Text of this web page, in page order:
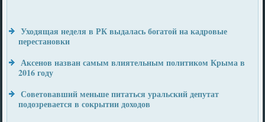
Уходящая неделя в РК выдалась богатой на кадровые
перестановки
Аксенов назван самым влиятельным политиком Крыма в
2016 году
Советовавший меньше питаться уральский депутат
подозревается в сокрытии доходов